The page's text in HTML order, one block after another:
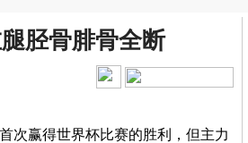
胫骨腓骨全断
次赢得世界杯比赛的胜利，但主力